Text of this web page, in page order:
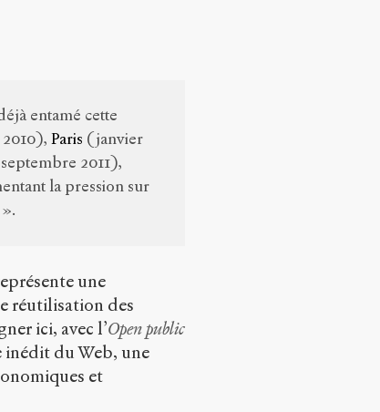
entamé cette
2010),Paris (janvier
2011),
la pression sur
une
réutilisation des
ici, avec l’Open public
inédit du Web, une
et